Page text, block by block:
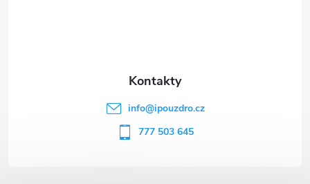
info@ipouzdro.cz
777 503 645